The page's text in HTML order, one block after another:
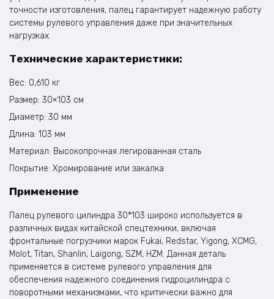
точности изготовления, палец гарантирует надежную работу
системы рулевого управления даже при значительных
нагрузках.
Технические характеристики:
Вес: 0,610 кг
Размер: 30×103 см
Диаметр: 30 мм
Длина: 103 мм
Материал: Высокопрочная легированная сталь
Покрытие: Хромирование или закалка
Применение
Палец рулевого цилиндра 30*103 широко используется в
различных видах китайской спецтехники, включая
фронтальные погрузчики марок Fukai, Redstar, Yigong, XCMG,
Molot, Titan, Shanlin, Laigong, SZM, HZM. Данная деталь
применяется в системе рулевого управления для
обеспечения надежного соединения гидроцилиндра с
поворотными механизмами, что критически важно для